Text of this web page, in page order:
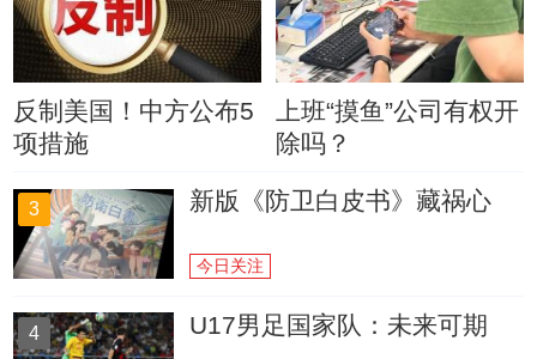
反制美国！中方公布5
项措施
上班“摸鱼”公司有权开
除吗？
3 新版《防卫白皮书》藏祸心
今日关注
4 U17男足国家队：未来可期